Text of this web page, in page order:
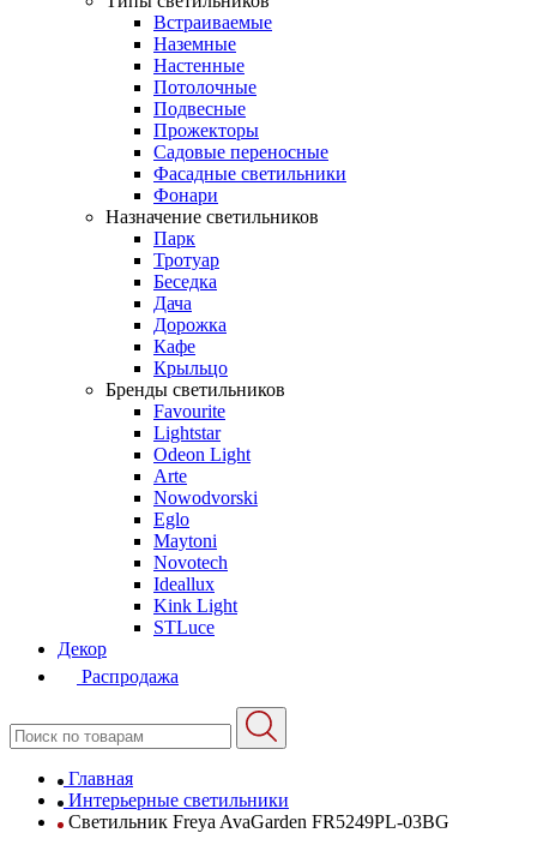
Встраиваемые
Наземные
Настенные
Потолочные
Подвесные
Прожекторы
Садовые переносные
Фасадные светильники
Фонари
Назначение светильников
Парк
Тротуар
Беседка
Дача
Дорожка
Кафе
Крыльцо
Бренды светильников
Favourite
Lightstar
Odeon Light
Arte
Nowodvorski
Eglo
Maytoni
Novotech
Ideallux
Kink Light
STLuce
Декор
Распродажа
Главная
Интерьерные светильники
Светильник Freya AvaGarden FR5249PL-03BG